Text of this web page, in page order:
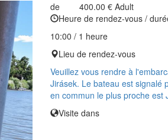
de 400.00 € Adult
Heure de rendez-vous /
10:00 / 1 heure
Lieu de rendez-vous
Veuillez vous rendre à
Jirásek. Le bateau est signalé
en commun le plus proche est
Visite dans